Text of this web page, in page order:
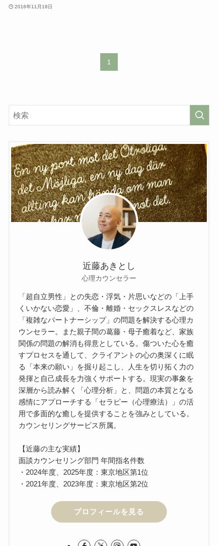
2016年11月18日
1
近藤あきとし
心理カウンセラー
「超自立男性」との失恋・浮気・片思いなどの「上手
くいかない恋愛」、不倫・離婚・セックスレスなどの
「複雑なパートナーシップ」の問題を解決する心理カ
ウンセラー。また親子間の葛藤・母子癒着など、家族
関係の問題の解消も得意としている。傷ついた心を癒
すプロセスを通して、クライアントの心の奥深くに眠
る「本来の願い」を掘り起こし、人生を切り拓く力の
発揮と自己成長を力強くサポートする。現実の事象を
深層から読み解く「心理分析」と、問題の本質となる
感情にアプローチする「セラピー（心理療法）」の活
用で多面的な癒しを提供することを強みとしている。
カウンセリングサービス所属。
【近藤の主な実績】
面談カウンセリング部門 年間指名件数
・2024年度、2025年度：東京地区第1位
・2021年度、2023年度：東京地区第2位
プロフィールを見る